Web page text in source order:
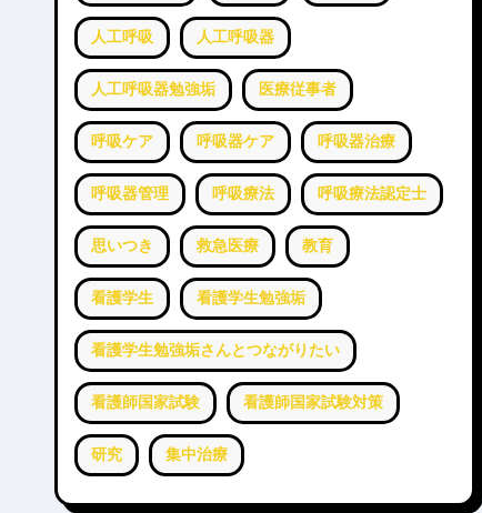
人工呼吸 人工呼吸器
人工呼吸器勉強垢 医療従事者
呼吸ケア 呼吸器ケア 呼吸器治療
呼吸器管理 呼吸療法 呼吸療法認定士
思いつき 救急医療 教育
看護学生 看護学生勉強垢
看護学生勉強垢さんとつながりたい
看護師国家試験 看護師国家試験対策
研究 集中治療